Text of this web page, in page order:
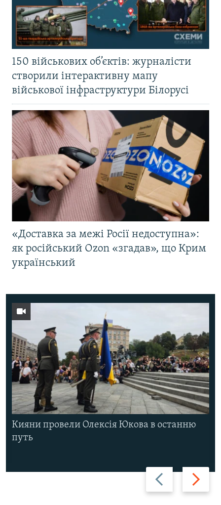
150 військових об’єктів: журналісти
створили інтерактивну мапу
військової інфраструктури Білорусі
«Доставка за межі Росії недоступна»:
як російський Ozon «згадав», що Крим
український
Назад Вперед
Кияни провели Олексія Юкова в останню
путь